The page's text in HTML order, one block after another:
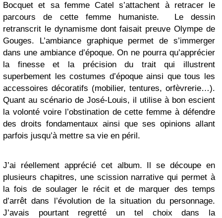
Bocquet et sa femme Catel s’attachent à retracer le
parcours de cette femme humaniste. Le dessin
retranscrit le dynamisme dont faisait preuve Olympe de
Gouges. L’ambiance graphique permet de s’immerger
dans une ambiance d’époque. On ne pourra qu’apprécier
la finesse et la précision du trait qui illustrent
superbement les costumes d’époque ainsi que tous les
accessoires décoratifs (mobilier, tentures, orfèvrerie…).
Quant au scénario de José-Louis, il utilise à bon escient
la volonté voire l’obstination de cette femme à défendre
des droits fondamentaux ainsi que ses opinions allant
parfois jusqu’à mettre sa vie en péril.
J’ai réellement apprécié cet album. Il se découpe en
plusieurs chapitres, une scission narrative qui permet à
la fois de soulager le récit et de marquer des temps
d’arrêt dans l’évolution de la situation du personnage.
J’avais pourtant regretté un tel choix dans la